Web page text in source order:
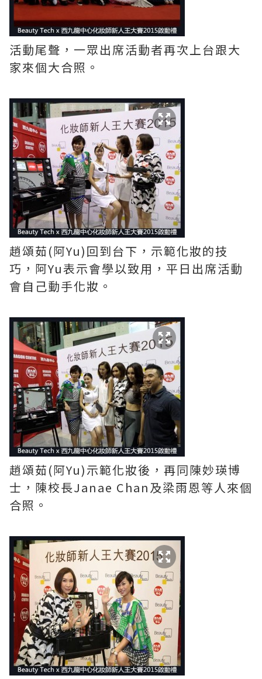
活動尾聲，一眾出席活動者再次上台跟大
家來個大合照。
趙頌茹(阿Yu)回到台下，示範化妝的技
巧，阿Yu表示會學以致用，平日出席活動
會自己動手化妝。
趙頌茹(阿Yu)示範化妝後，再同陳妙瑛博
士，陳校長Janae Chan及梁雨恩等人來個
合照。